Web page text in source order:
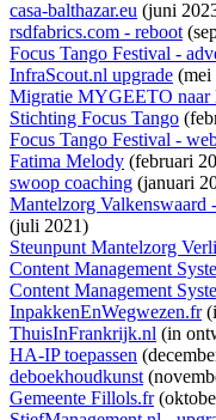
casa-balthazar.eu (juni
rsdfabrics.com - reboot
Focus Tango Festival -
InfraScout.nl upgrade (mei
Migratie MYGEETO
Stichting Focus Tango
Focus Tango Festival -
Fatima Melody (februari
swoop coaching (januari
Mantelzorg Valkenswaard
(juli 2021)
Steunpunt Mantelzorg
Content Management
Content Management
InpakkenEnWegwezen.fr(
ThuisInFrankrijk.nl (in
HA-IP toepassen
deboekhoudkunst
Gemeente Fillols.fr